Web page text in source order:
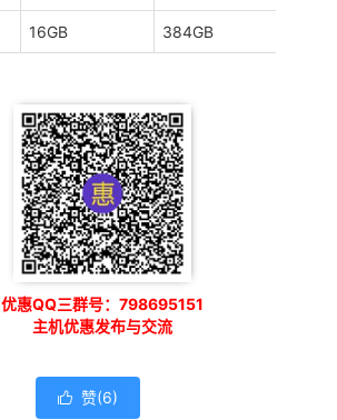
16GB 384GB
优惠QQ三群号：798695151
主机优惠发布与交流
 赞(6)